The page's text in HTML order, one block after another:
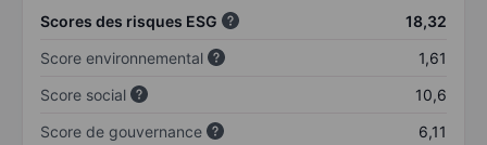
Scores des risques ESG
18,32
Score environnemental
1,61
Score social
10,6
Score de gouvernance
6,11